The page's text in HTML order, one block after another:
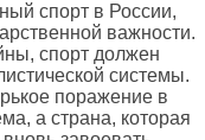
спорт в России,
важности.
спорт должен
системы.
поражение в
а страна, которая